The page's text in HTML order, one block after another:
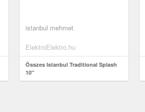
istanbul mehmet
ElektroElektro.hu
Összes Istanbul Traditional Splash
10''